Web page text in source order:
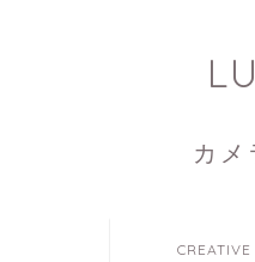
カ